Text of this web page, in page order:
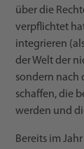
über die
verpflichtet
integrieren
der Welt der
sondern nach
schaffen, die
werden und
Bereits im